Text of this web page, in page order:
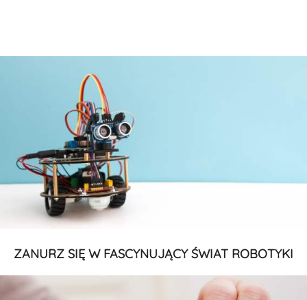
ZANURZ SIĘ W FASCYNUJĄCY ŚWIAT ROBOTYKI